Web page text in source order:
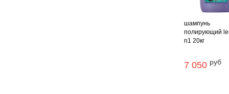
шампунь
полирующий
n1 20кг
7 050 руб